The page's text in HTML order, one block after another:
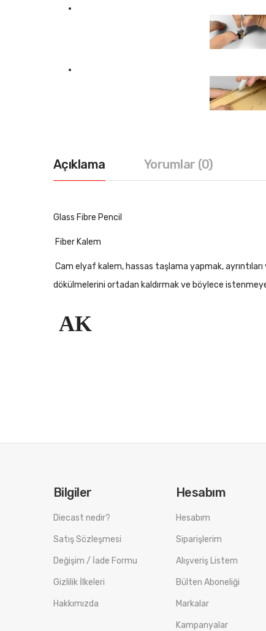
Açıklama Yorumlar (0)
Glass Fibre Pencil
Fiber Kalem
Cam elyaf kalem, hassas taşlama yapmak,
dökülmelerini ortadan kaldırmak ve böylece
AK
Bilgiler
Diecast nedir?
Satış Sözleşmesi
Değişim / İade Formu
Gizlilik İlkeleri
Hakkımızda
Hesabım
Hesabım
Siparişlerim
Alışveriş Listem
Bülten Aboneliği
Markalar
Kampanyalar